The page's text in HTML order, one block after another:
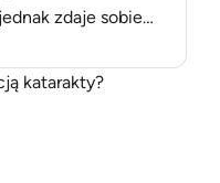
zdaje sobie
modyfikacje